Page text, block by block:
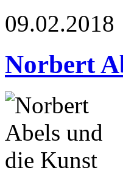
09.02.2018
Norbert